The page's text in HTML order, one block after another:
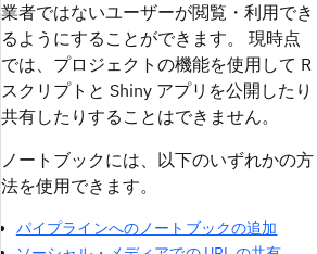
業者ではないユーザーが閲覧・利用でき
るようにすることができます。 現時点
では、プロジェクトの機能を使用して R
スクリプトと Shiny アプリを公開したり
共有したりすることはできません。
ノートブックには、以下のいずれかの方
法を使用できます。
パイプラインへのノートブックの追加